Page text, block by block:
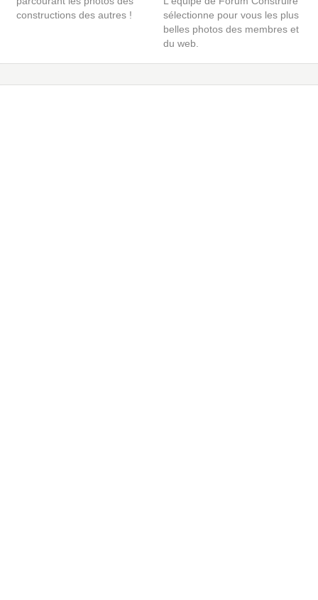
constructions des autres !
sélectionne pour vous les plus
belles photos des membres et
du web.